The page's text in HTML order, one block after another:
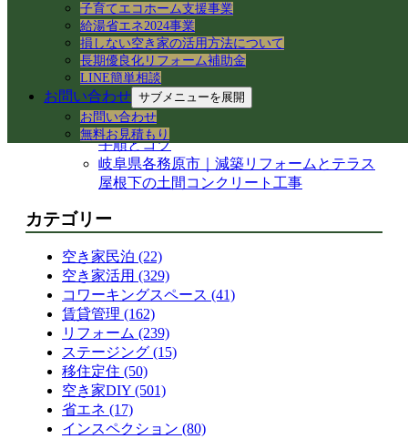
子育てエコホーム支援事業
給湯省エネ2024事業
損しない空き家の活用方法について
長期優良化リフォーム補助金
LINE簡単相談
お問い合わせ サブメニューを展開
お問い合わせ
無料お見積もり
去前の室内確認と修繕のご相談
岐阜市のアパートでシャワーホースを交
換！アダプター適合の注意点と水漏れ対策
岐阜県各務原市の空き家・賃貸管理｜入居
者募集とDIY補修のリアル
【岐阜県各務原市】事務所の大掃除＆床ワ
ックス掛けを実施！綺麗な職場環境を保つ
手順とコツ
岐阜県各務原市｜減築リフォームとテラス
屋根下の土間コンクリート工事
カテゴリー
空き家民泊 (22)
空き家活用 (329)
コワーキングスペース (41)
賃貸管理 (162)
リフォーム (239)
ステージング (15)
移住定住 (50)
空き家DIY (501)
省エネ (17)
インスペクション (80)